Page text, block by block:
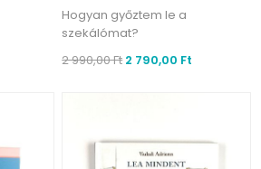
Hogyan győztem le a
szekálómat?
2 990,00 Ft2 790,00 Ft